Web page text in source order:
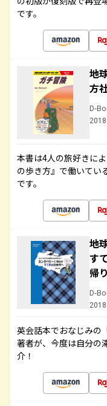
です。
地
方
D-
本書は4人の旅好きに
の歩き方』で働いてい
です。
地
す
帰
D-
英会話本でおなじみの
著者が、今度は自分の
介！